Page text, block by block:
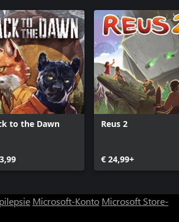
to the Dawn Reus 2
€ 24,99+
Microsoft-Konto Microsoft Store-